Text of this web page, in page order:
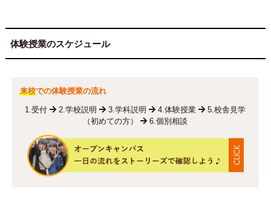
体験授業のスケジュール
来校での体験授業の流れ
1.受付 2.学校説明 3.学科説明 4.体験授業
5.校舎見学
（初めての方）
6.個別相談